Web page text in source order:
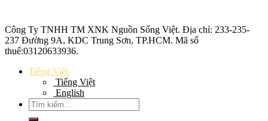
Công Ty TNHH TM XNK Nguồn Sống Việt. Địa chỉ: 233-235-
237 Đường 9A, KDC Trung Sơn, TP.HCM. Mã số
thuế:03120633936.
Tiếng Việt
Tiếng Việt
English
Tìm
kiếm: